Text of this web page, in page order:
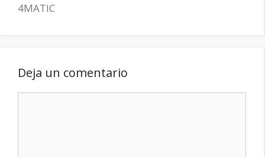
4MATIC
Deja un comentario